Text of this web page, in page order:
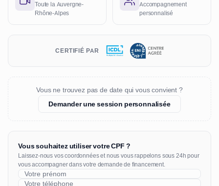
Toute la Auvergne-
Rhône-Alpes
Accompagnement
personnalisé
CERTIFIÉ PAR
Vous ne trouvez pas de date qui vous convient ?
Demander une session personnalisée
Vous souhaitez utiliser votre CPF ?
Laissez-nous vos coordonnées et nous vous rappelons sous 24h pour
vous accompagner dans votre demande de financement.